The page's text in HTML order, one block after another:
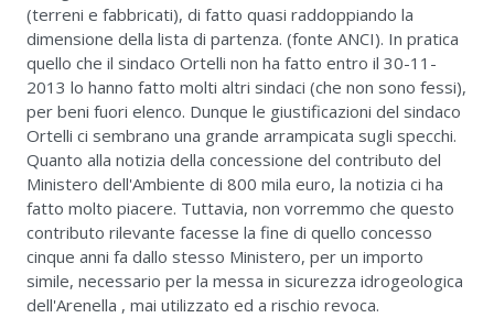
(terreni e fabbricati), di fatto quasi raddoppiando la
dimensione della lista di partenza. (fonte ANCI). In pratica
quello che il sindaco Ortelli non ha fatto entro il 30-11-
2013 lo hanno fatto molti altri sindaci (che non sono fessi),
per beni fuori elenco. Dunque le giustificazioni del sindaco
Ortelli ci sembrano una grande arrampicata sugli specchi.
Quanto alla notizia della concessione del contributo del
Ministero dell'Ambiente di 800 mila euro, la notizia ci ha
fatto molto piacere. Tuttavia, non vorremmo che questo
contributo rilevante facesse la fine di quello concesso
cinque anni fa dallo stesso Ministero, per un importo
simile, necessario per la messa in sicurezza idrogeologica
dell'Arenella , mai utilizzato ed a rischio revoca.